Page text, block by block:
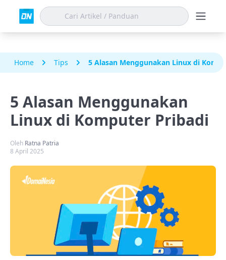
Home Tips 5 Alasan Menggunakan Linux di
5 Alasan Menggunakan
Linux di Komputer Pribadi
Oleh Ratna Patria
8 April 2025